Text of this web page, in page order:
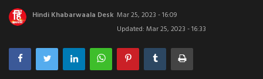
मध्यप्रदेश
राजस्थान
Hindi Khabarwaala Desk Mar 25, 2023 - 16:09
Updated: Mar 25, 2023 - 16:33